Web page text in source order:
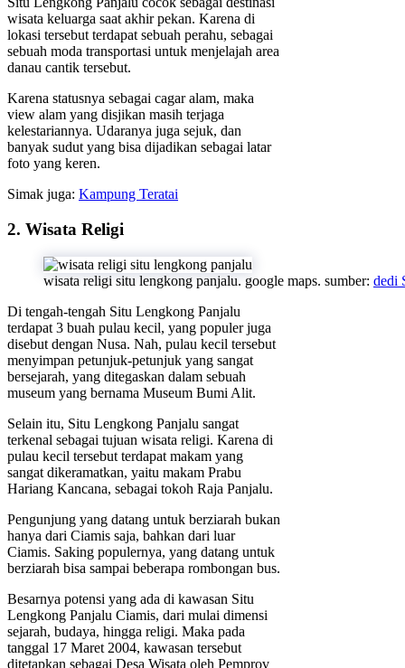
wisata keluarga saat akhir pekan. Karena di
lokasi tersebut terdapat sebuah perahu, sebagai
sebuah moda transportasi untuk menjelajah area
danau cantik tersebut.
Karena statusnya sebagai cagar alam, maka
view alam yang disjikan masih terjaga
kelestariannya. Udaranya juga sejuk, dan
banyak sudut yang bisa dijadikan sebagai latar
foto yang keren.
Simak juga: Kampung Teratai
2. Wisata Religi
wisata religi situ lengkong panjalu. google maps. sumber: dedi
Di tengah-tengah Situ Lengkong Panjalu
terdapat 3 buah pulau kecil, yang populer juga
disebut dengan Nusa. Nah, pulau kecil tersebut
menyimpan petunjuk-petunjuk yang sangat
bersejarah, yang ditegaskan dalam sebuah
museum yang bernama Museum Bumi Alit.
Selain itu, Situ Lengkong Panjalu sangat
terkenal sebagai tujuan wisata religi. Karena di
pulau kecil tersebut terdapat makam yang
sangat dikeramatkan, yaitu makam Prabu
Hariang Kancana, sebagai tokoh Raja Panjalu.
Pengunjung yang datang untuk berziarah bukan
hanya dari Ciamis saja, bahkan dari luar
Ciamis. Saking populernya, yang datang untuk
berziarah bisa sampai beberapa rombongan bus.
Besarnya potensi yang ada di kawasan Situ
Lengkong Panjalu Ciamis, dari mulai dimensi
sejarah, budaya, hingga religi. Maka pada
tanggal 17 Maret 2004, kawasan tersebut
ditetapkan sebagai Desa Wisata oleh Pemprov